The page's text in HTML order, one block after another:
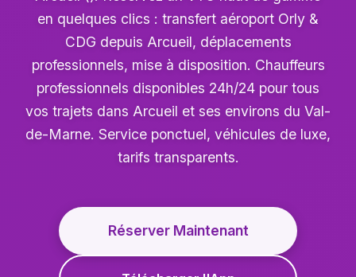
en quelques clics : transfert aéroport Orly &
CDG depuis Arcueil, déplacements
professionnels, mise à disposition. Chauffeurs
professionnels disponibles 24h/24 pour tous
vos trajets dans Arcueil et ses environs du Val-
de-Marne. Service ponctuel, véhicules de luxe,
tarifs transparents.
Réserver Maintenant